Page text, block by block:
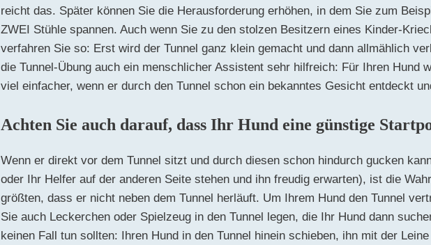
reicht das. Später können Sie die Herausforderung erhöhen, in dem Sie zum
ZWEI Stühle spannen. Auch wenn Sie zu den stolzen Besitzern eines Kinder-
verfahren Sie so: Erst wird der Tunnel ganz klein gemacht und dann allmählich
die Tunnel-Übung auch ein menschlicher Assistent sehr hilfreich: Für Ihren Hund
viel einfacher, wenn er durch den Tunnel schon ein bekanntes Gesicht entdeckt
Achten Sie auch darauf, dass Ihr Hund eine günstige
Wenn er direkt vor dem Tunnel sitzt und durch diesen schon hindurch gucken
oder Ihr Helfer auf der anderen Seite stehen und ihn freudig erwarten), ist die
größten, dass er nicht neben dem Tunnel herläuft. Um Ihrem Hund den Tunnel
Sie auch Leckerchen oder Spielzeug in den Tunnel legen, die Ihr Hund dann
keinen Fall tun sollten: Ihren Hund in den Tunnel hinein schieben, ihn mit der